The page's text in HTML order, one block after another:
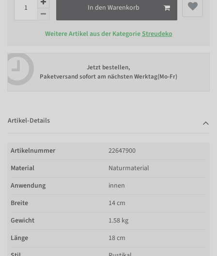
In den Warenkorb
Weitere Artikel aus der KategorieStreudeko
Jetzt bestellen,
Paketversand sofort am nächsten Werktag(Mo-Fr)
Artikel-Details
Artikelnummer
22647900
Material
Naturmaterial
Anwendung
innen
Breite
14 cm
Gewicht
1.58 kg
Länge
18 cm